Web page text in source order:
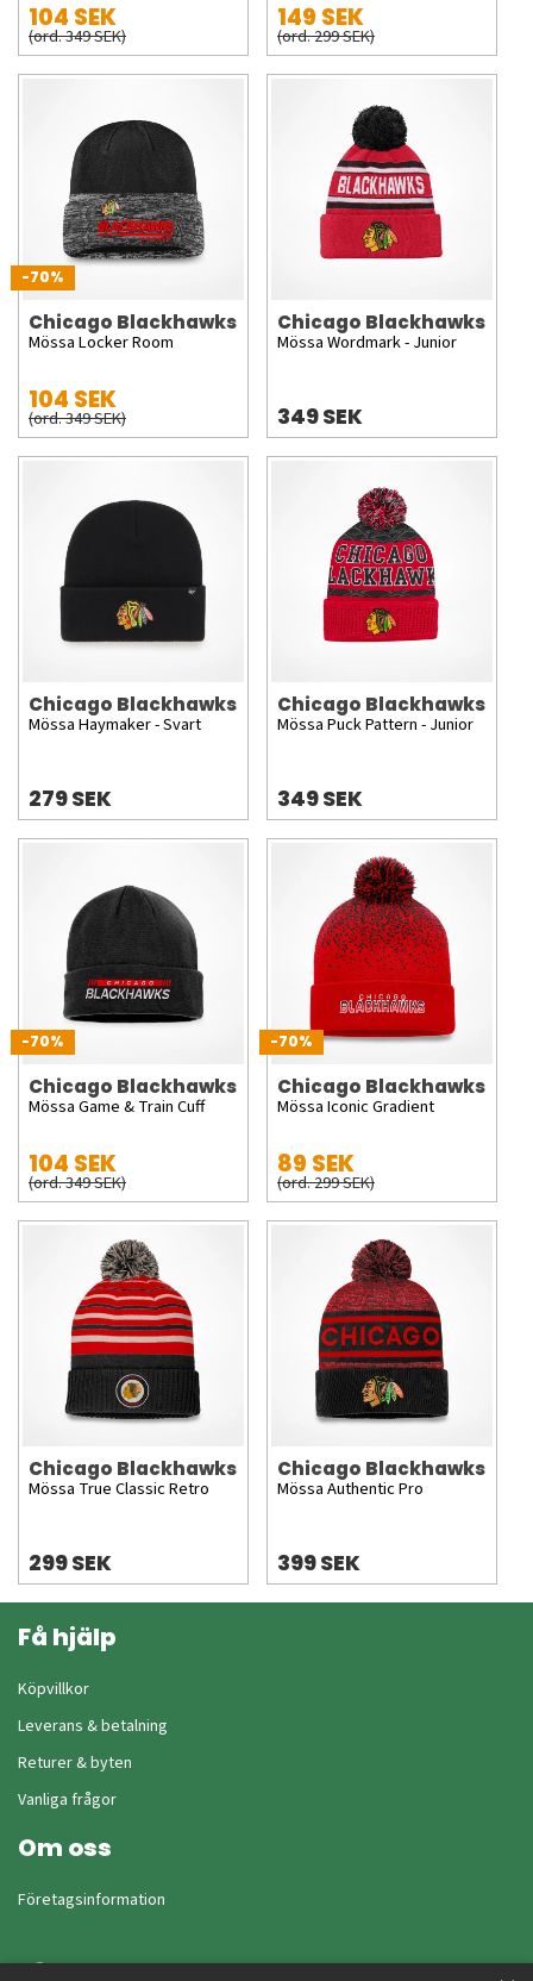
104 SEK
(ord. 349 SEK)
149 SEK
(ord. 299 SEK)
-70%
Chicago Blackhawks
Mössa Locker Room
104 SEK
(ord. 349 SEK)
Chicago Blackhawks
Mössa Wordmark - Junior
349 SEK
Chicago Blackhawks
Mössa Haymaker - Svart
279 SEK
Chicago Blackhawks
Mössa Puck Pattern - Junior
349 SEK
-70%
Chicago Blackhawks
Mössa Game & Train Cuff
104 SEK
(ord. 349 SEK)
-70%
Chicago Blackhawks
Mössa Iconic Gradient
89 SEK
(ord. 299 SEK)
Chicago Blackhawks
Mössa True Classic Retro
299 SEK
Chicago Blackhawks
Mössa Authentic Pro
399 SEK
Få hjälp
Köpvillkor
Leverans & betalning
Returer & byten
Vanliga frågor
Om oss
Företagsinformation